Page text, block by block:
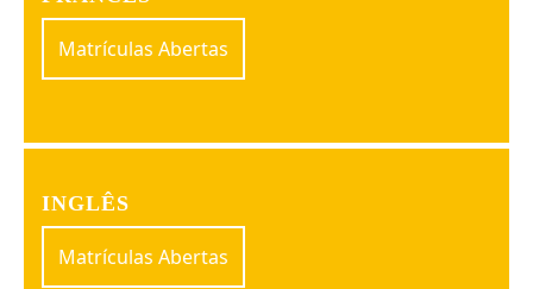
Matrículas Abertas
INGLÊS
Matrículas Abertas